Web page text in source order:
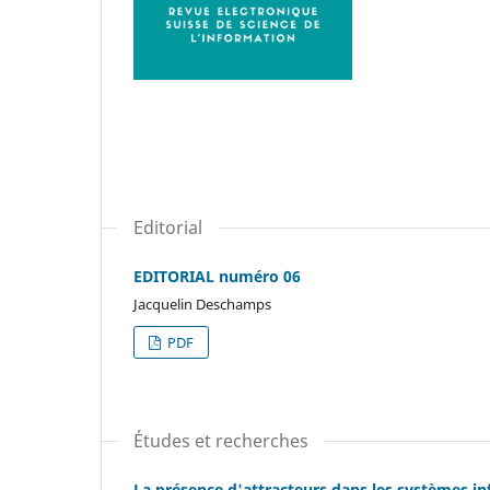
Editorial
EDITORIAL numéro 06
Jacquelin Deschamps
PDF
Études et recherches